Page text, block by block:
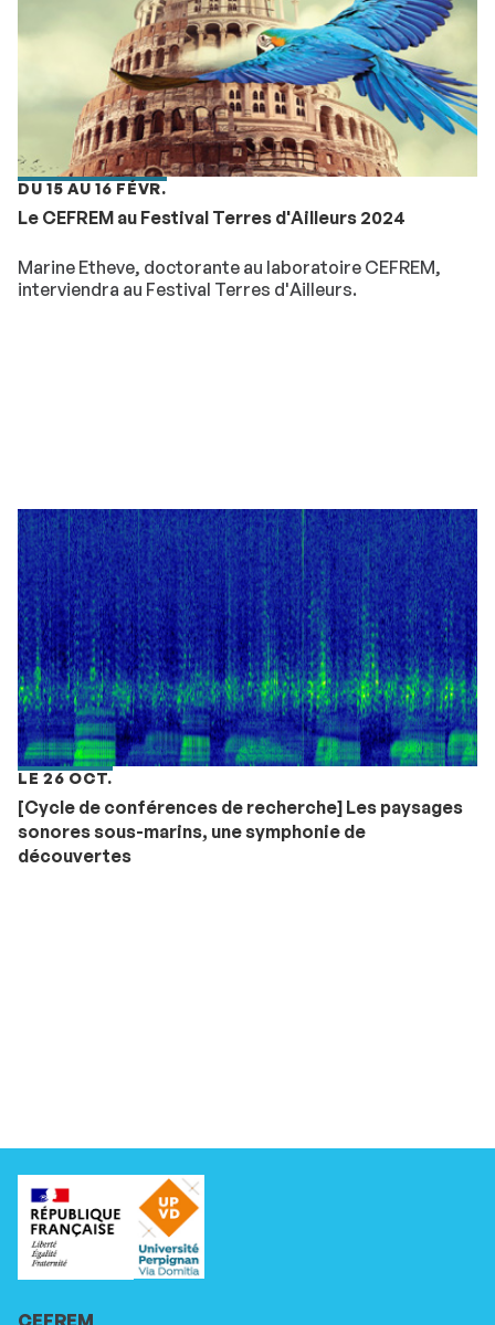
DU 15 AU 16 FÉVR.
Le CEFREM au Festival Terres d'Ailleurs 2024
Marine Etheve, doctorante au laboratoire CEFREM,
interviendra au Festival Terres d'Ailleurs.
LE 26 OCT.
[Cycle de conférences de recherche] Les paysages
sonores sous-marins, une symphonie de
découvertes